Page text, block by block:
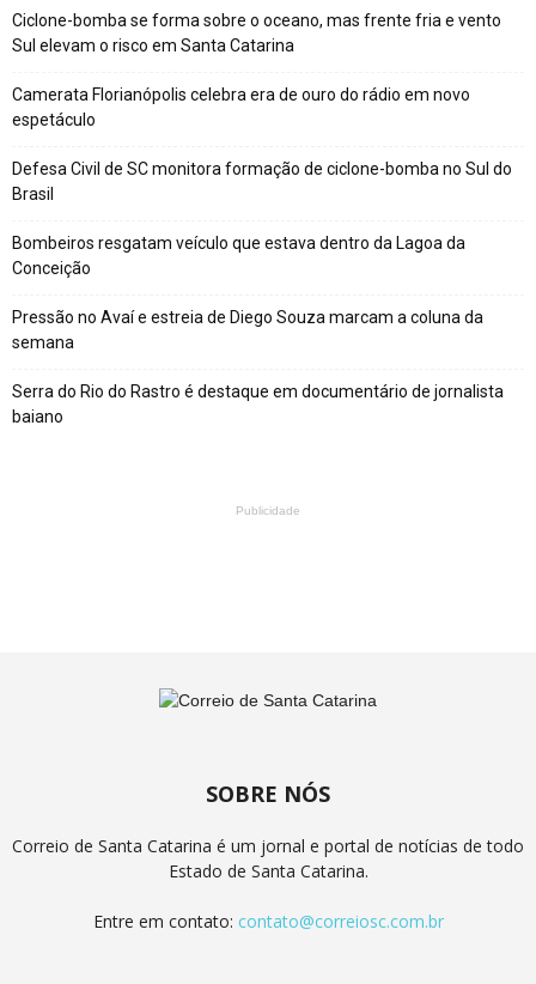
Ciclone-bomba se forma sobre o oceano, mas frente fria e vento
Sul elevam o risco em Santa Catarina
Camerata Florianópolis celebra era de ouro do rádio em novo
espetáculo
Defesa Civil de SC monitora formação de ciclone-bomba no Sul do
Brasil
Bombeiros resgatam veículo que estava dentro da Lagoa da
Conceição
Pressão no Avaí e estreia de Diego Souza marcam a coluna da
semana
Serra do Rio do Rastro é destaque em documentário de jornalista
baiano
Publicidade
SOBRE NÓS
Correio de Santa Catarina é um jornal e portal de notícias de todo
Estado de Santa Catarina.
Entre em contato: contato@correiosc.com.br